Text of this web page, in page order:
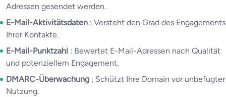
Adressen gesendet werden.
E-Mail-Aktivitätsdaten : Versteht den Grad des Engagements
Ihrer Kontakte.
E-Mail-Punktzahl : Bewertet E-Mail-Adressen nach Qualität
und potenziellem Engagement.
DMARC-Überwachung : Schützt Ihre Domain vor unbefugter
Nutzung.